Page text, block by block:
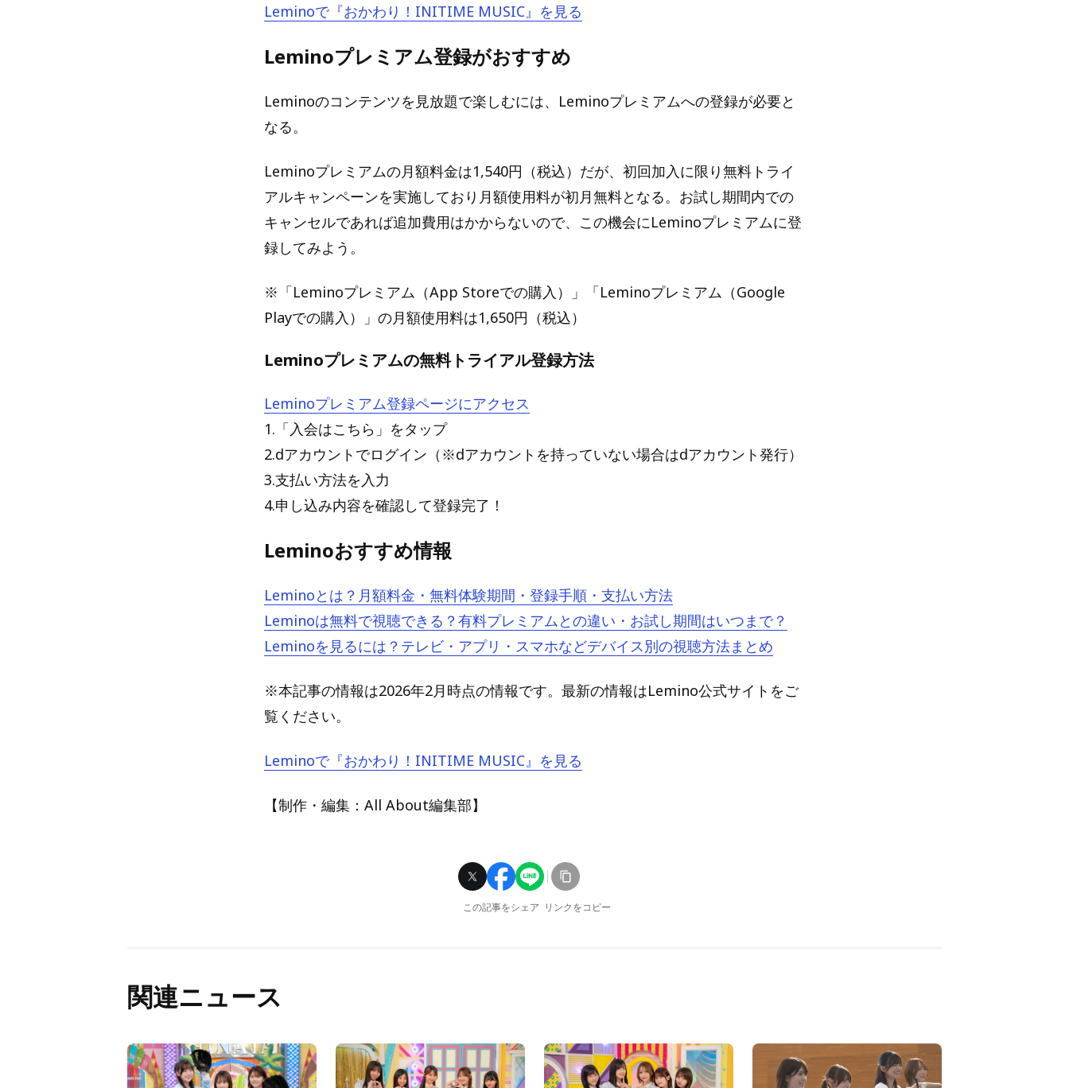
Leminoで『おかわり！INITIME MUSIC』を見る
Leminoプレミアム登録がおすすめ
Leminoのコンテンツを見放題で楽しむには、Leminoプレミアムへの登録が必要と
なる。
Leminoプレミアムの月額料金は1,540円（税込）だが、初回加入に限り無料トライ
アルキャンペーンを実施しており月額使用料が初月無料となる。お試し期間内での
キャンセルであれば追加費用はかからないので、この機会にLeminoプレミアムに登
録してみよう。
※「Leminoプレミアム（App Storeでの購入）」「Leminoプレミアム（Google
Playでの購入）」の月額使用料は1,650円（税込）
Leminoプレミアムの無料トライアル登録方法
Leminoプレミアム登録ページにアクセス
1.「入会はこちら」をタップ
2.dアカウントでログイン（※dアカウントを持っていない場合はdアカウント発行）
3.支払い方法を入力
4.申し込み内容を確認して登録完了！
Leminoおすすめ情報
Leminoとは？月額料金・無料体験期間・登録手順・支払い方法
Leminoは無料で視聴できる？有料プレミアムとの違い・お試し期間はいつまで？
Leminoを見るには？テレビ・アプリ・スマホなどデバイス別の視聴方法まとめ
※本記事の情報は2026年2月時点の情報です。最新の情報はLemino公式サイトをご
覧ください。
Leminoで『おかわり！INITIME MUSIC』を見る
【制作・編集：All About編集部】
この記事をシェア リンクをコピー
関連ニュース